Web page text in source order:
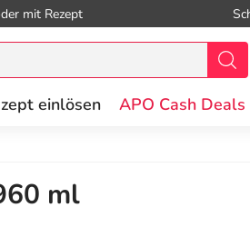
mit Rezept
einlösen APO Cash Deals
ml